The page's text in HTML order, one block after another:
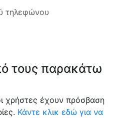
τηλεφώνου
τους παρακάτω
χρήστες έχουν πρόσβαση
Κάντε κλικ εδώ για να